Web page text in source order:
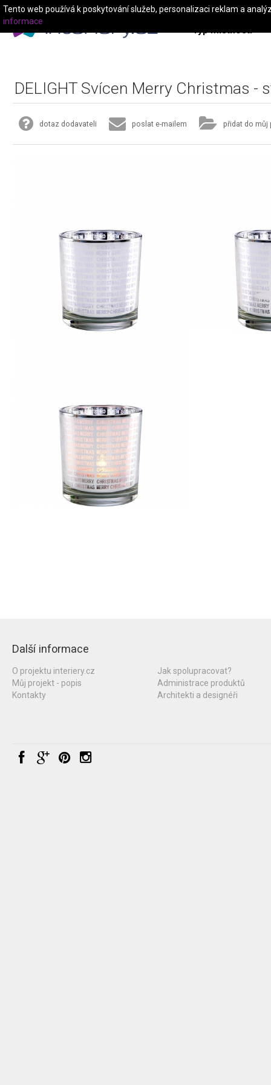
Typ místnosti
DELIGHT Svícen Merry Christmas -
dotaz dodavateli poslat e-mailem přidat do můj
Další informace
O projektu interiery.cz
Můj projekt - popis
Kontakty
Jak spolupracovat?
Administrace produktů
Architekti a designéři
Tento web používá k poskytování služeb, personalizaci reklam a
informace